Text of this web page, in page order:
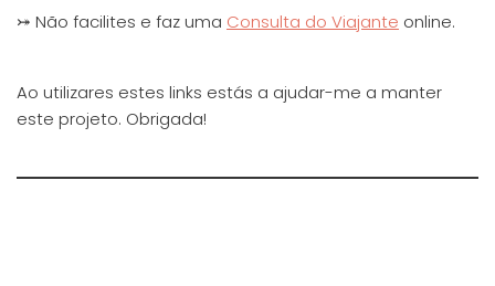
⤖ Não facilites e faz uma Consulta do Viajante online.
Ao utilizares estes links estás a ajudar-me a manter
este projeto. Obrigada!